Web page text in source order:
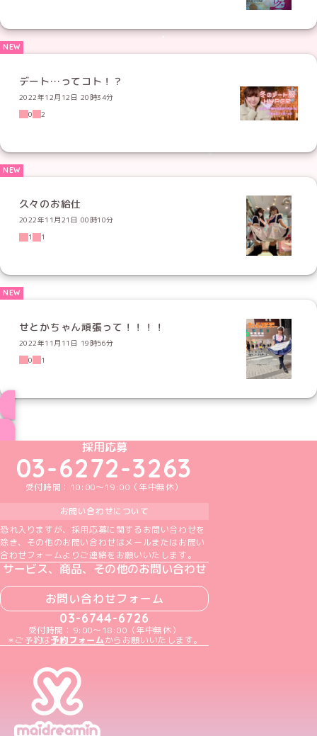
デート…ってコト！？
2022年12月12日 20時34分
0
2
久々のお給仕
2022年11月21日 00時10分
1
1
せとかちゃん頑張って！！！！
2022年11月11日 19時56分
0
1
めいどりーみんTikTok公式アカウント
めいどりーみんX公式アカウント
めいどりーみんInstagram公式アカウント
めいどりーみんFacebook公式アカウン
めいどりーみんYouTube公式アカ
採用応募
03-6272-3263
受付時間：10:00～19:00（年中無休）
お問い合わせについて
恐れ入りますが、採用応募に関するお問い合わせを
除き、その他のお問い合わせはメールまたはお問い
合わせフォームよりご連絡をお願いいたします。
サービス、商品、その他のお問い合わせ
お問い合わせフォーム
03-6744-6726
受付時間：9:00～18:00（年中無休）
＊ご予約は予約フォームからお願いいたします。